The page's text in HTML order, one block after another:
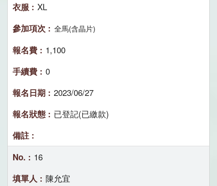
XL
全馬(含晶片)
1,100
0
2023/06/27
已登記(已繳款)
16
陳允宜